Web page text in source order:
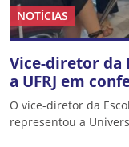
NOTÍCIAS
Vice-diretor da
a UFRJ em
O vice-diretor da
representou a